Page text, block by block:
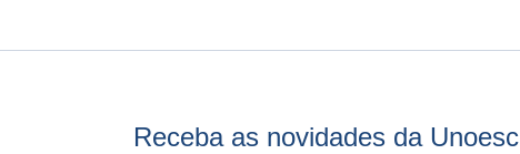
Receba as novidades da Unoesc